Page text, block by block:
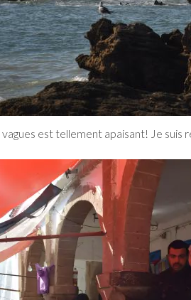
vagues est tellement apaisant! Je